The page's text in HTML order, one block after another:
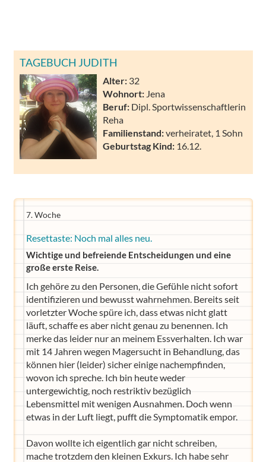
TAGEBUCH JUDITH
Alter: 32
Wohnort: Jena
Beruf: Dipl. Sportwissenschaftlerin
Reha
Familienstand:verheiratet, 1 Sohn
Geburtstag Kind: 16.12.
7. Woche
Resettaste: Noch mal alles neu.
Wichtige und befreiende Entscheidungen und eine
große erste Reise.
Ich gehöre zu den Personen, die Gefühle nicht sofort
identifizieren und bewusst wahrnehmen. Bereits seit
vorletzter Woche spüre ich, dass etwas nicht glatt
läuft, schaffe es aber nicht genau zu benennen. Ich
merke das leider nur an meinem Essverhalten. Ich war
mit 14 Jahren wegen Magersucht in Behandlung, das
können hier (leider) sicher einige nachempfinden,
wovon ich spreche. Ich bin heute weder
untergewichtig, noch restriktiv bezüglich
Lebensmittel mit wenigen Ausnahmen. Doch wenn
etwas in der Luft liegt, pufft die Symptomatik empor.
Davon wollte ich eigentlich gar nicht schreiben,
mache trotzdem den kleinen Exkurs. Ich habe sehr